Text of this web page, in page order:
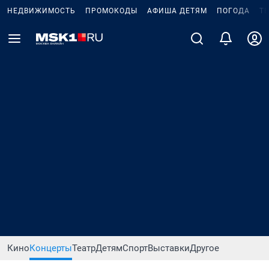
НЕДВИЖИМОСТЬ ПРОМОКОДЫ АФИША ДЕТЯМ ПОГОДА
КиноКонцертыТеатрДетямСпортВыставкиДругое